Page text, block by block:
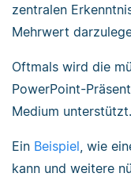
zentralen
Mehrwert
Oftmals wird die
PowerPoint-
Medium unterstützt.
Ein Beispiel , wie
kann und weitere